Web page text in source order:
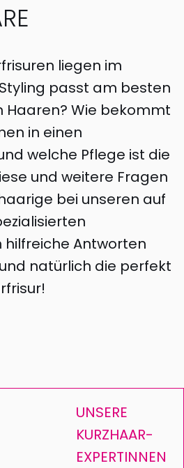
liegen im
passt am besten
Haaren? Wie bekommt
in einen
welche Pflege ist die
und weitere Fragen
bei unseren auf
Antworten
natürlich die perfekt
UNSERE
KURZHAAR-
EXPERTINNEN